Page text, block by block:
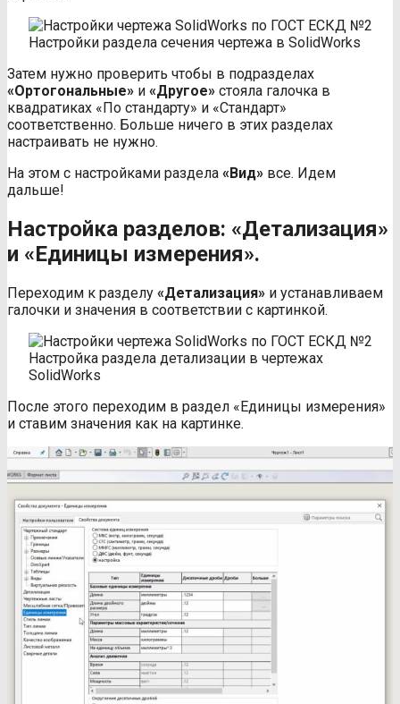
Настройки раздела сечения чертежа в SolidWorks
Затем нужно проверить чтобы в подразделах
«Ортогональные» и «Другое» стояла галочка в
квадратиках «По стандарту» и «Стандарт»
соответственно. Больше ничего в этих разделах
настраивать не нужно.
На этом с настройками раздела «Вид» все. Идем
дальше!
Настройка разделов: «Детализация»
и «Единицы измерения».
Переходим к разделу «Детализация» и устанавливаем
галочки и значения в соответствии с картинкой.
Настройка раздела детализации в чертежах
SolidWorks
После этого переходим в раздел «Единицы измерения»
и ставим значения как на картинке.